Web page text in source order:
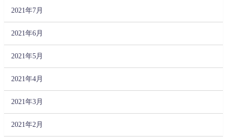
2021年7月
2021年6月
2021年5月
2021年4月
2021年3月
2021年2月